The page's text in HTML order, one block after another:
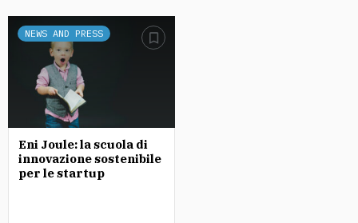
NEWS AND PRESS
Eni Joule: la scuola di
innovazione sostenibile
per le startup